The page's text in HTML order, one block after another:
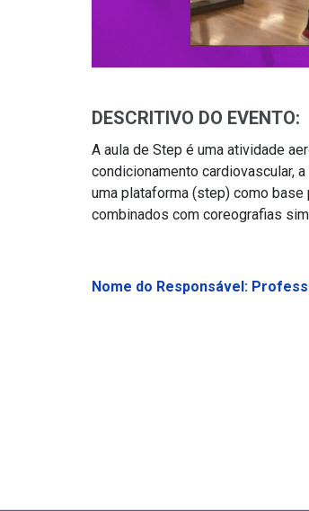
DESCRITIVO DO EVENTO:
A aula de Step é uma atividade
condicionamento cardiovascular,
uma plataforma (step) como
combinados com coreografias
Nome do Responsável: